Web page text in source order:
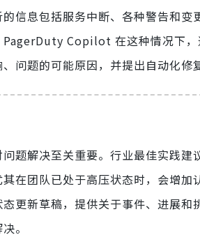
信息包括服务中断、各种警告和变
Copilot 在这种情况下，
问题的可能原因，并提出自动化修
题解决至关重要。行业最佳实践建
在团队已处于高压状态时，会增加
更新草稿，提供关于事件、进展和
。